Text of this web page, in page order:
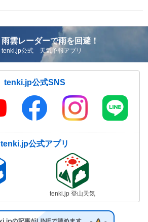
雨雲レーダーで雨を回避！
tenki.jp公式 天気予報アプリ
tenki.jp公式SNS
tenki.jp公式アプリ
tenki.jp 登山天気